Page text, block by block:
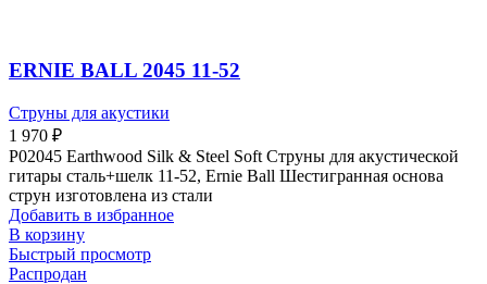
ERNIE BALL 2045 11-52
Струны для акустики
1 970 ₽
P02045 Earthwood Silk & Steel Soft Струны для акустической
гитары сталь+шелк 11-52, Ernie Ball Шестигранная основа
струн изготовлена из стали
Добавить в избранное
В корзину
Быстрый просмотр
Распродан